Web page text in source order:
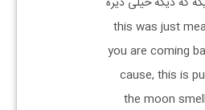
this was just
you are coming
cause, this is
the moon